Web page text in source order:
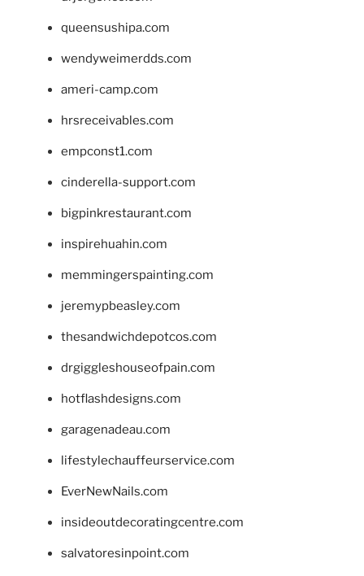
queensushipa.com
wendyweimerdds.com
ameri-camp.com
hrsreceivables.com
empconst1.com
cinderella-support.com
bigpinkrestaurant.com
inspirehuahin.com
memmingerspainting.com
jeremypbeasley.com
thesandwichdepotcos.com
drgiggleshouseofpain.com
hotflashdesigns.com
garagenadeau.com
lifestylechauffeurservice.com
EverNewNails.com
insideoutdecoratingcentre.com
salvatoresinpoint.com